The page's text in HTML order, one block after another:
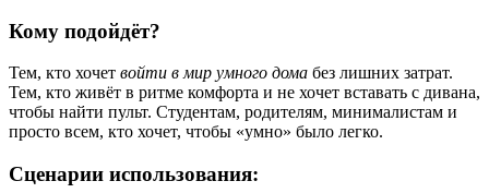
Кому подойдёт?
Тем, кто хочет войти в мир умного дома без лишних затрат.
Тем, кто живёт в ритме комфорта и не хочет вставать с дивана,
чтобы найти пульт. Студентам, родителям, минималистам и
просто всем, кто хочет, чтобы «умно» было легко.
Сценарии использования: